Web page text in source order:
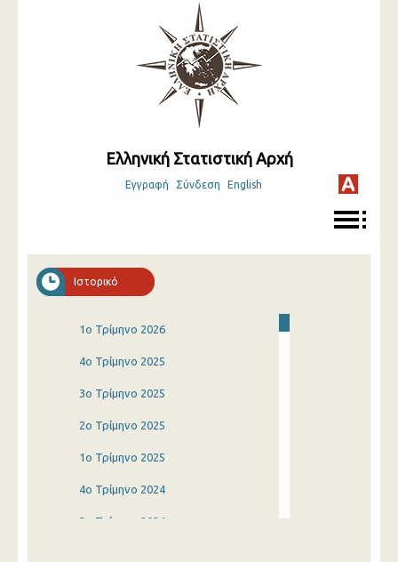
Ελληνική Στατιστική Αρχή
Εγγραφή Σύνδεση English
Ιστορικό
1o Τρίμηνο 2026
4o Τρίμηνο 2025
3o Τρίμηνο 2025
2o Τρίμηνο 2025
1o Τρίμηνο 2025
4o Τρίμηνο 2024
3o Τρίμηνο 2024